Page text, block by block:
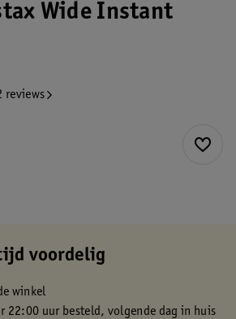
Wide Instant
reviews
voordelig
winkel
22:00 uur besteld, volgende dag in huis